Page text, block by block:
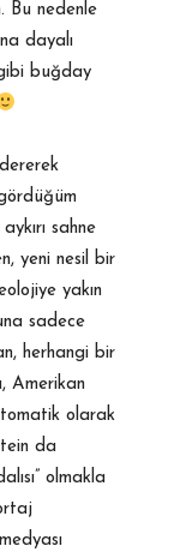
Bu nedenle
dayalı
buğday
sahne
yeni nesil bir
yakın
sadece
herhangi bir
Amerikan
olarak
da
olmakla